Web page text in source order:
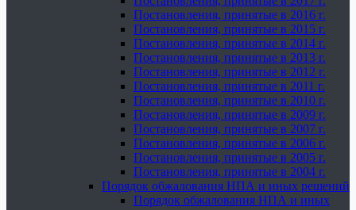
Постановления, принятые в 2016 г.
Постановления, принятые в 2015 г.
Постановления, принятые в 2014 г.
Постановления, принятые в 2013 г.
Постановления, принятые в 2012 г.
Постановления, принятые в 2011 г.
Постановления, принятые в 2010 г.
Постановления, принятые в 2009 г.
Постановления, принятые в 2007 г.
Постановления, принятые в 2006 г.
Постановления, принятые в 2005 г.
Постановления, принятые в 2004 г.
Порядок обжалования НПА и иных решений
Порядок обжалования НПА и иных